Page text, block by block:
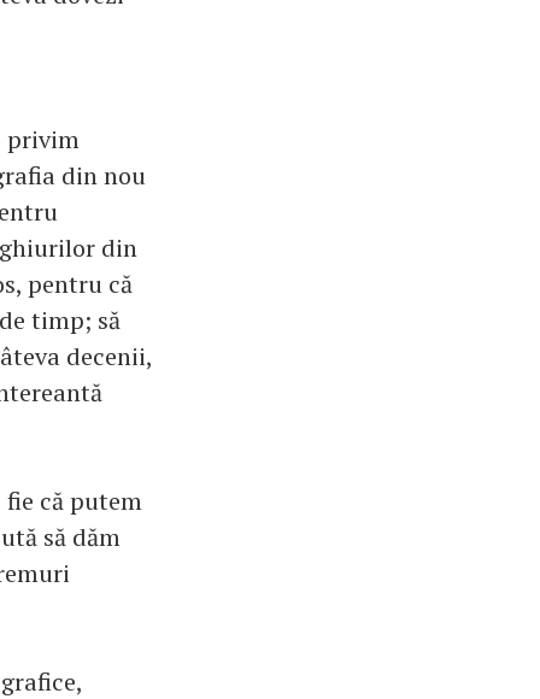
privim
din nou
din
pentru că
timp; să
decenii,
fie că putem
să dăm